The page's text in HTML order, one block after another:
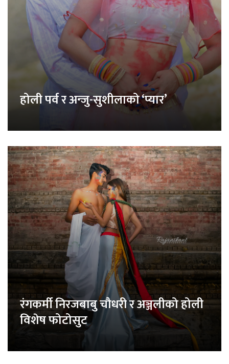
होली पर्व र अन्जु-सुशीलाको ‘प्यार’
रंगकर्मी निरजबाबु चौधरी र अञ्जलीको होली
विशेष फोटोसुट